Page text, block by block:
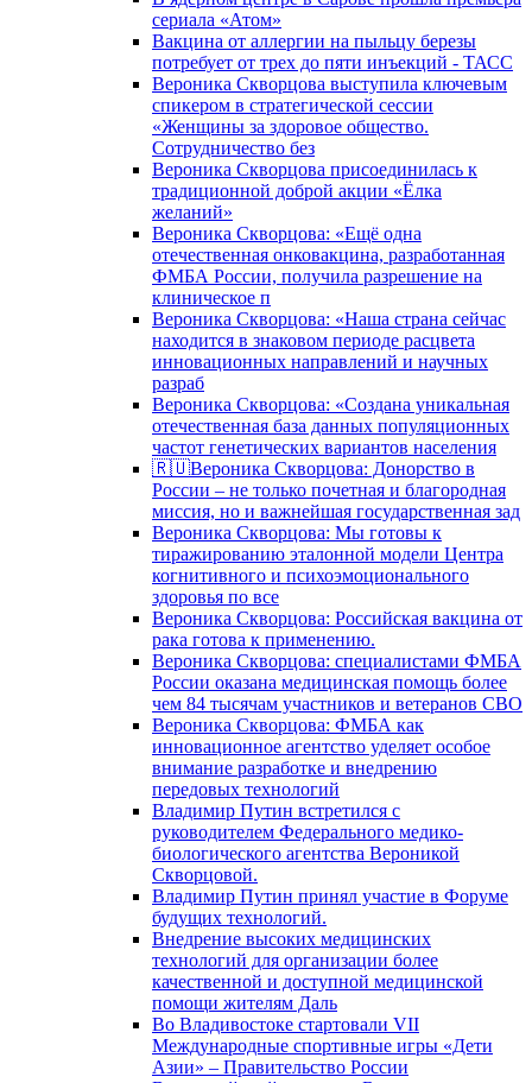
сериала «Атом»
Вакцина от аллергии на пыльцу березы
потребует от трех до пяти инъекций - ТАСС
Вероника Скворцова выступила ключевым
спикером в стратегической сессии
«Женщины за здоровое общество.
Сотрудничество без
Вероника Скворцова присоединилась к
традиционной доброй акции «Ёлка
желаний»
Вероника Скворцова: «Ещё одна
отечественная онковакцина, разработанная
ФМБА России, получила разрешение на
клиническое п
Вероника Скворцова: «Наша страна сейчас
находится в знаковом периоде расцвета
инновационных направлений и научных
разраб
Вероника Скворцова: «Создана уникальная
отечественная база данных популяционных
частот генетических вариантов населения
🇷🇺Вероника Скворцова: Донорство в
России – не только почетная и благородная
миссия, но и важнейшая государственная зад
Вероника Скворцова: Мы готовы к
тиражированию эталонной модели Центра
когнитивного и психоэмоционального
здоровья по все
Вероника Скворцова: Российская вакцина от
рака готова к применению.
Вероника Скворцова: специалистами ФМБА
России оказана медицинская помощь более
чем 84 тысячам участников и ветеранов СВО
Вероника Скворцова: ФМБА как
инновационное агентство уделяет особое
внимание разработке и внедрению
передовых технологий
Владимир Путин встретился с
руководителем Федерального медико-
биологического агентства Вероникой
Скворцовой.
Владимир Путин принял участие в Форуме
будущих технологий.
Внедрение высоких медицинских
технологий для организации более
качественной и доступной медицинской
помощи жителям Даль
Во Владивостоке стартовали VII
Международные спортивные игры «Дети
Азии» – Правительство России